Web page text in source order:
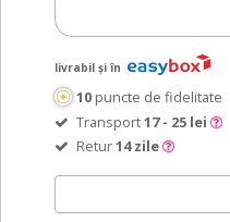
livrabil și în
10 puncte de fidelitate
Transport17 - 25 lei
Retur14 zile